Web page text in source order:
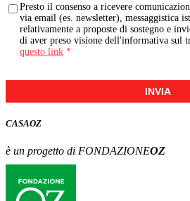
Presto il consenso a ricevere
via email (es. newsletter), messaggistica
relativamente a proposte di sostegno e
di aver preso visione dell'informativa sul
questo link *
INVIA
CASAOZ
è un progetto di FONDAZIONEOZ